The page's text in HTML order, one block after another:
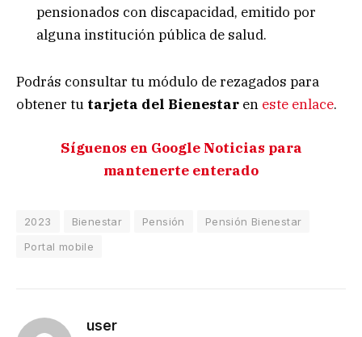
pensionados con discapacidad, emitido por
alguna institución pública de salud.
Podrás consultar tu módulo de rezagados para
obtener tu tarjeta del Bienestar en este enlace.
Síguenos en Google Noticias para
mantenerte enterado
2023 Bienestar Pensión
Pensión Bienestar
Portal mobile
user